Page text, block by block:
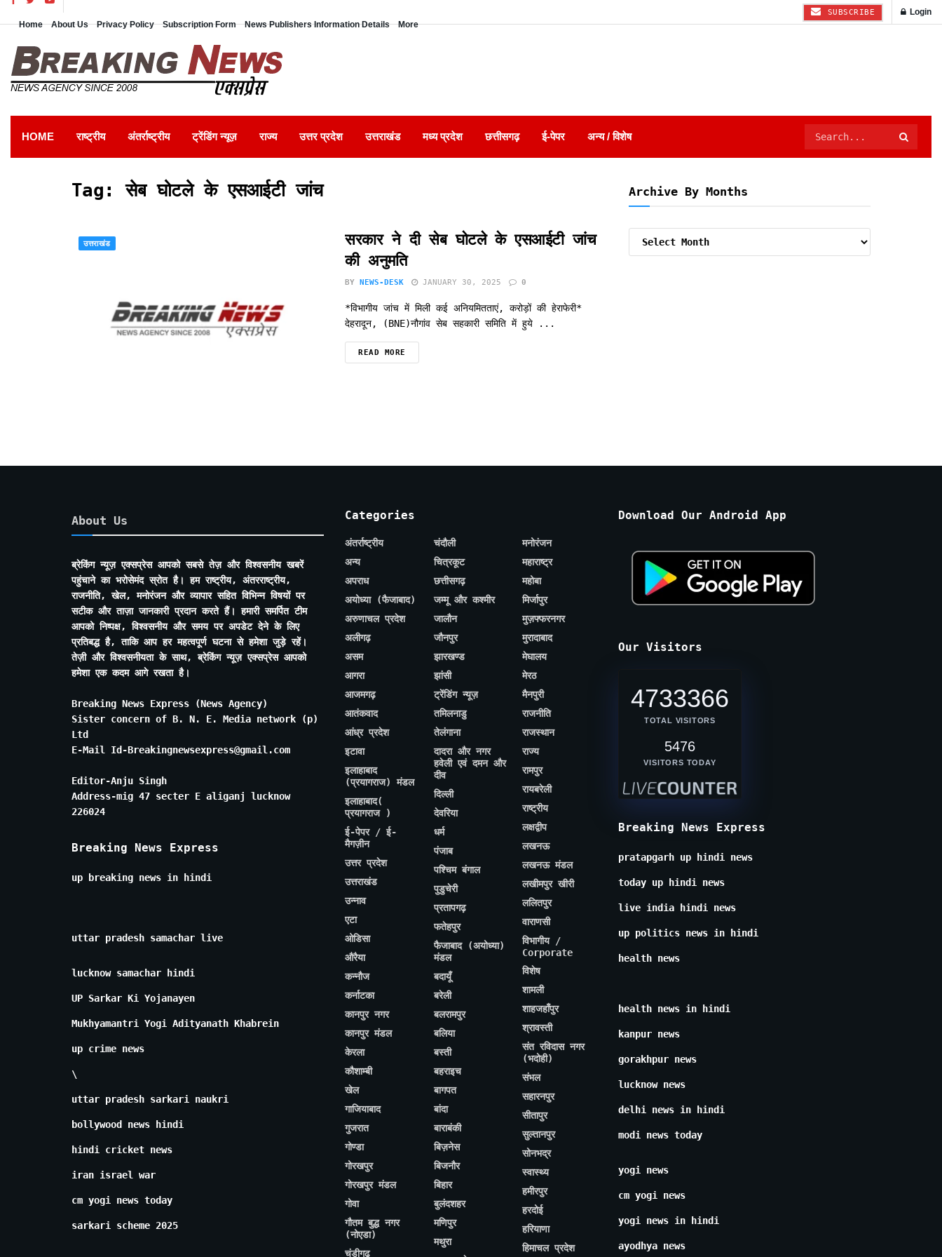
Home About Us Privacy Policy Subscription Form News Publishers Information Details More
SUBSCRIBE Login
HOME राष्ट्रीय अंतर्राष्ट्रीय ट्रेंडिंग न्यूज़ राज्य उत्तर प्रदेश उत्तराखंड मध्य प्रदेश छत्तीसगढ़ ई-पेपर अन्य / विशेष
Tag:सेब घोटले के एसआईटी जांच
उत्तराखंड
सरकार ने दी सेब घोटले के एसआईटी जांच
की अनुमति
BY NEWS-DESK JANUARY 30, 2025 0
*विभागीय जांच में मिली कई अनियमितताएं, करोड़ों की हेराफेरी*
देहरादून, (BNE)नौगांव सेब सहकारी समिति में हुये ...
READ MORE
Archive By Months
About Us
ब्रेकिंग न्यूज़ एक्सप्रेस आपको सबसे तेज़ और विश्वसनीय खबरें
पहुंचाने का भरोसेमंद स्रोत है। हम राष्ट्रीय, अंतरराष्ट्रीय,
राजनीति, खेल, मनोरंजन और व्यापार सहित विभिन्न विषयों पर
सटीक और ताज़ा जानकारी प्रदान करते हैं। हमारी समर्पित टीम
आपको निष्पक्ष, विश्वसनीय और समय पर अपडेट देने के लिए
प्रतिबद्ध है, ताकि आप हर महत्वपूर्ण घटना से हमेशा जुड़े रहें।
तेज़ी और विश्वसनीयता के साथ, ब्रेकिंग न्यूज़ एक्सप्रेस आपको
हमेशा एक कदम आगे रखता है।
Breaking News Express (News Agency)
Sister concern of B. N. E. Media network (p)
Ltd
E-Mail Id-Breakingnewsexpress@gmail.com
Editor-Anju Singh
Address-mig 47 secter E aliganj lucknow
226024
Breaking News Express
up breaking news in hindi
uttar pradesh samachar live
lucknow samachar hindi
UP Sarkar Ki Yojanayen
Mukhyamantri Yogi Adityanath Khabrein
up crime news
\
uttar pradesh sarkari naukri
bollywood news hindi
hindi cricket news
iran israel war
cm yogi news today
sarkari scheme 2025
Categories
अंतर्राष्ट्रीय
अन्य
अपराध
अयोध्या (फैजाबाद)
अरुणाचल प्रदेश
अलीगढ़
असम
आगरा
आजमगढ़
आतंकवाद
आंध्र प्रदेश
इटावा
इलाहाबाद
(प्रयागराज) मंडल
इलाहाबाद(
प्रयागराज )
ई-पेपर / ई-
मैगज़ीन
उत्तर प्रदेश
उत्तराखंड
उन्नाव
एटा
ओडिसा
औरैया
कन्नौज
कर्नाटका
कानपुर नगर
कानपुर मंडल
केरला
कौशाम्बी
खेल
गाजियाबाद
गुजरात
गोण्डा
गोरखपुर
गोरखपुर मंडल
गोवा
गौतम बुद्ध नगर
(नोएडा)
चंडीगढ़
चंदौली
चित्रकूट
छत्तीसगढ़
जम्मू और कश्मीर
जालौन
जौनपुर
झारखण्ड
झांसी
ट्रेंडिंग न्यूज़
तमिलनाडु
तेलंगाना
दादरा और नगर
हवेली एवं दमन और
दीव
दिल्ली
देवरिया
धर्म
पंजाब
पश्चिम बंगाल
पुडुचेरी
प्रतापगढ़
फतेहपुर
फैजाबाद (अयोध्या)
मंडल
बदायूँ
बरेली
बलरामपुर
बलिया
बस्ती
बहराइच
बागपत
बांदा
बाराबंकी
बिज़नेस
बिजनौर
बिहार
बुलंदशहर
मणिपुर
मथुरा
मनोरंजन
महाराष्ट्र
महोबा
मिर्जापुर
मुज़फ्फरनगर
मुरादाबाद
मेघालय
मेरठ
मैनपुरी
राजनीति
राजस्थान
राज्य
रामपुर
रायबरेली
राष्ट्रीय
लक्षद्वीप
लखनऊ
लखनऊ मंडल
लखीमपुर खीरी
ललितपुर
वाराणसी
विभागीय /
Corporate
विशेष
शामली
शाहजहाँपुर
श्रावस्ती
संत रविदास नगर
(भदोही)
संभल
सहारनपुर
सीतापुर
सुल्तानपुर
सोनभद्र
स्वास्थ्य
हमीरपुर
हरदोई
हरियाणा
हिमाचल प्रदेश
Download Our Android App
Our Visitors
4733366
TOTAL VISITORS
5476
VISITORS TODAY
Breaking News Express
pratapgarh up hindi news
today up hindi news
live india hindi news
up politics news in hindi
health news
health news in hindi
kanpur news
gorakhpur news
lucknow news
delhi news in hindi
modi news today
yogi news
cm yogi news
yogi news in hindi
ayodhya news